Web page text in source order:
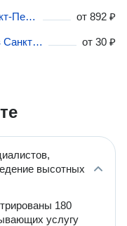
Установка наружной рекламы в Санкт-Петербурге от 892 ₽
Мойка окон при высотных работах в Санкт-Петербурге от 30 ₽
высотных
180
услугу